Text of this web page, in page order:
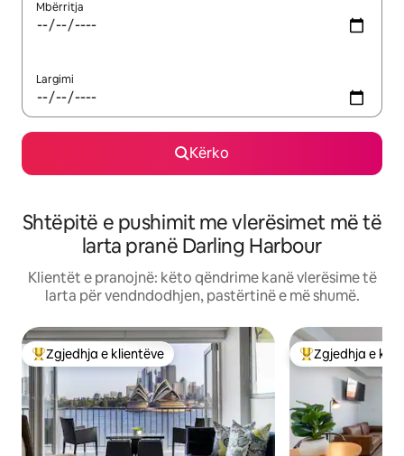
Mbërritja
Largimi
Kërko
Shtëpitë e pushimit me vlerësimet më të
larta pranë Darling Harbour
Klientët e pranojnë: këto qëndrime kanë vlerësime të
larta për vendndodhjen, pastërtinë e më shumë.
Më të mirat e zgjedhjeve të klientëve
Zgjedhja e klientëve Më të mirat e
Zgjedhja e